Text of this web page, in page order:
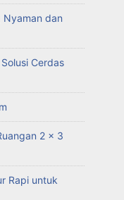
Nyaman dan
Cerdas
2 x 3
Rapi untuk